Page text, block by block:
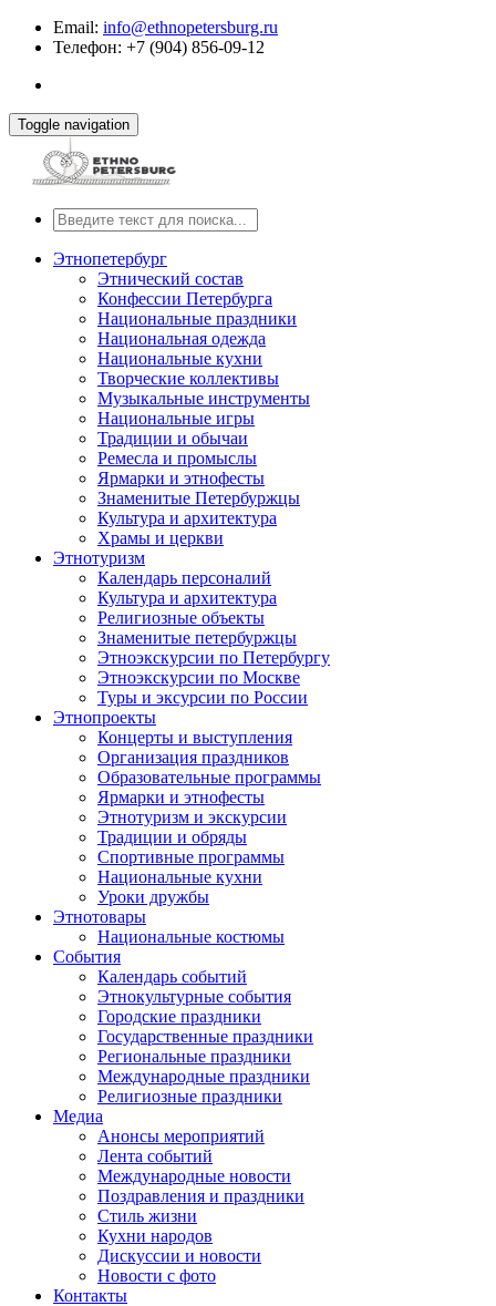
Email: info@ethnopetersburg.ru
Телефон: +7 (904) 856-09-12
Toggle navigation
Этнопетербург
Этнический состав
Конфессии Петербурга
Национальные праздники
Национальная одежда
Национальные кухни
Творческие коллективы
Музыкальные инструменты
Национальные игры
Традиции и обычаи
Ремесла и промыслы
Ярмарки и этнофесты
Знаменитые Петербуржцы
Культура и архитектура
Храмы и церкви
Этнотуризм
Календарь персоналий
Культура и архитектура
Религиозные объекты
Знаменитые петербуржцы
Этноэкскурсии по Петербургу
Этноэкскурсии по Москве
Туры и эксурсии по России
Этнопроекты
Концерты и выступления
Организация праздников
Образовательные программы
Ярмарки и этнофесты
Этнотуризм и экскурсии
Традиции и обряды
Спортивные программы
Национальные кухни
Уроки дружбы
Этнотовары
Национальные костюмы
События
Календарь событий
Этнокультурные события
Городские праздники
Государственные праздники
Региональные праздники
Международные праздники
Религиозные праздники
Медиа
Анонсы мероприятий
Лента событий
Международные новости
Поздравления и праздники
Cтиль жизни
Кухни народов
Дискуссии и новости
Новости с фото
Контакты